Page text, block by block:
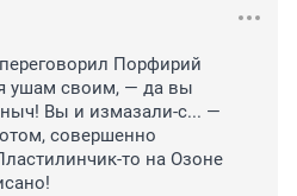
Порфирий
ушам своим, — да вы
Вы и измазали-с... —
совершенно
то на Озоне